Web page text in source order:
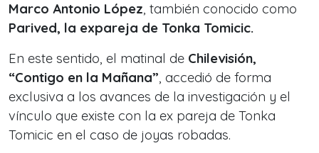
Marco Antonio López, también conocido como
Parived, la expareja de Tonka Tomicic.
En este sentido, el matinal de Chilevisión,
“Contigo en la Mañana”, accedió de forma
exclusiva a los avances de la investigación y el
vínculo que existe con la ex pareja de Tonka
Tomicic en el caso de joyas robadas.